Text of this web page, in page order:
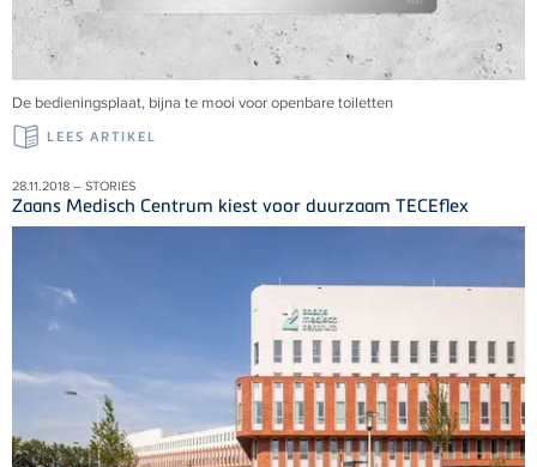
De bedieningsplaat, bijna te mooi voor openbare toiletten
LEES ARTIKEL
28.11.2018 – STORIES
Zaans Medisch Centrum kiest voor duurzaam TECEflex